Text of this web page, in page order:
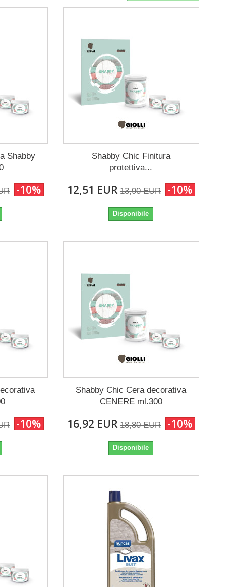
Shabby
-10%
Shabby Chic Finitura
protettiva...
12,51 EUR 13,90 EUR -10%
Disponibile
-10%
Shabby Chic Cera decorativa
CENERE ml.300
16,92 EUR 18,80 EUR -10%
Disponibile